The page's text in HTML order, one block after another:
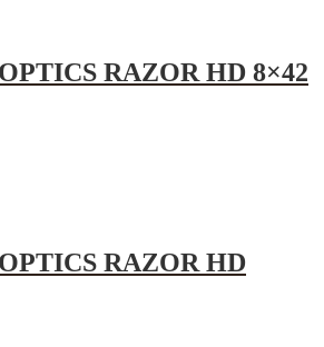
RAZOR HD 8×42
RAZOR HD